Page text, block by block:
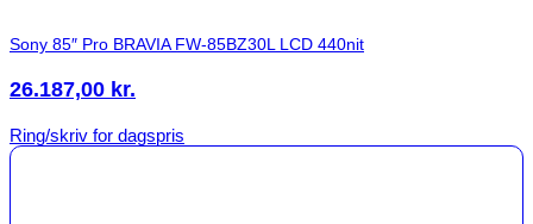
Sony 85″ Pro BRAVIA FW-85BZ30L LCD 440nit
26.187,00 kr.
Ring/skriv for dagspris